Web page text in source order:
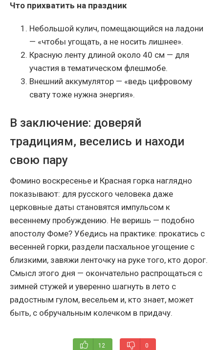
Что прихватить на праздник
Небольшой кулич, помещающийся на ладони
— «чтобы угощать, а не носить лишнее».
Красную ленту длиной около 40 см — для
участия в тематическом флешмобе.
Внешний аккумулятор — «ведь цифровому
свату тоже нужна энергия».
В заключение: доверяй
традициям, веселись и находи
свою пару
Фомино воскресенье и Красная горка наглядно
показывают: для русского человека даже
церковные даты становятся импульсом к
весеннему пробуждению. Не веришь — подобно
апостолу Фоме? Убедись на практике: прокатись с
весенней горки, раздели пасхальное угощение с
близкими, завяжи ленточку на руке того, кто дорог.
Смысл этого дня — окончательно распрощаться с
зимней стужей и уверенно шагнуть в лето с
радостным гулом, весельем и, кто знает, может
быть, с обручальным колечком в придачу.
12 0